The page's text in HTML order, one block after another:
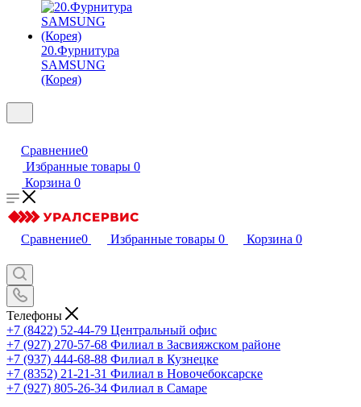
20.Фурнитура
SAMSUNG
(Корея)
Сравнение0
Избранные товары 0
Корзина 0
Сравнение0 Избранные товары 0 Корзина 0
Телефоны
+7 (8422) 52-44-79 Центральный офис
+7 (927) 270-57-68 Филиал в Засвияжском районе
+7 (937) 444-68-88 Филиал в Кузнецке
+7 (8352) 21-21-31 Филиал в Новочебоксарске
+7 (927) 805-26-34 Филиал в Самаре